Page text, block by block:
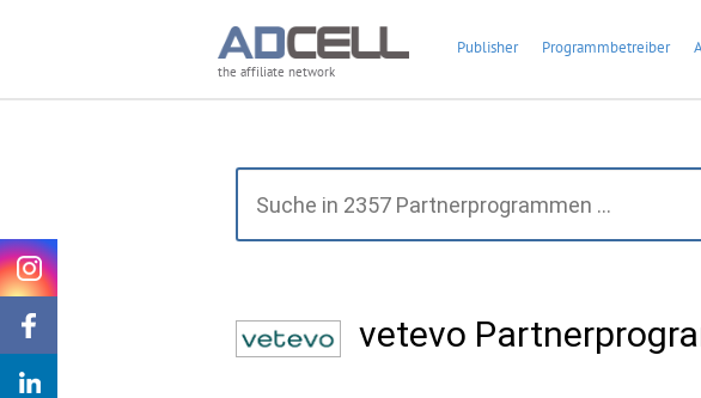
the affiliate network
Publisher Programmbetreiber
vetevo